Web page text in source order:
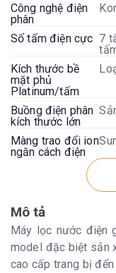
Công nghệ điện
phân
Số tấm điện cực 7
Kích thước bề
mặt phủ
Platinum/tấm
Buồng điện phân
kích thước lớn
Màng trao đổi ion
ngăn cách điện
Tuổi thọ lõi lọc
12
Mô tả
Máy lọc nước điện
model đặc biệt sản
cao cấp trang bị